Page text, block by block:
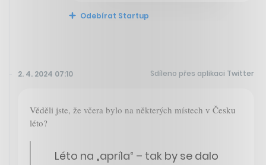
Odebírat Startup
2. 4. 2024 07:10 Sdíleno přes aplikaci Twitter
Věděli jste, že včera bylo na některých místech v Česku
léto?
Léto na „apríla“ – tak by se dalo